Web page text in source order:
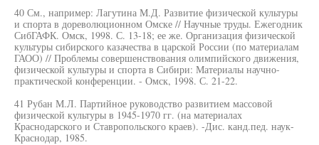
40 См., например: Лагутина М.Д. Развитие физической культуры
и спорта в дореволюционном Омске // Научные труды. Ежегодник
СибГАФК. Омск, 1998. С. 13-18; ее же. Организация физической
культуры сибирского казачества в царской России (по материалам
ГАОО) // Проблемы совершенствования олимпийского движения,
физической культуры и спорта в Сибири: Материалы научно-
практической конференции. - Омск, 1998. С. 21-22.
41 Рубан М.Л. Партийное руководство развитием массовой
физической культуры в 1945-1970 гг. (на материалах
Краснодарского и Ставропольского краев). -Дис. канд.пед. наук-
Краснодар, 1985.